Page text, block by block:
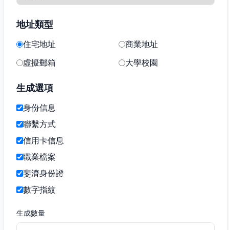
地址類型
住宅地址
商業地址
虛擬郵箱
大學校園
生成選項
身份信息
聯繫方式
信用卡信息
職業檔案
斐濟身份證
數字指紋
生成數量